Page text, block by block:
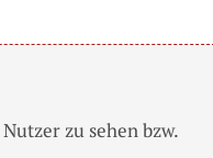
zu sehen bzw.